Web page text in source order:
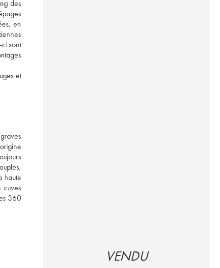
des
en
sont
et
haute
cuves
360
VENDU